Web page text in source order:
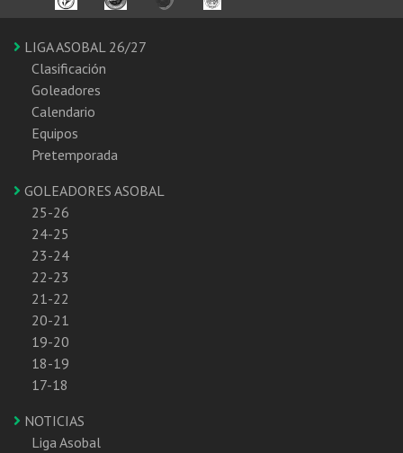
LIGA ASOBAL 26/27
Clasificación
Goleadores
Calendario
Equipos
Pretemporada
GOLEADORES ASOBAL
25-26
24-25
23-24
22-23
21-22
20-21
19-20
18-19
17-18
NOTICIAS
Liga Asobal